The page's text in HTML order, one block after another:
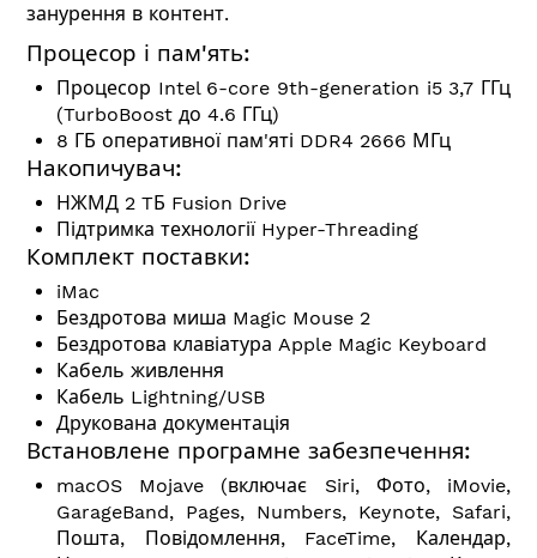
занурення в контент.
Процесор і пам'ять:
Процесор Intel 6-core 9th-generation i5 3,7 ГГц
(TurboBoost до 4.6 ГГц)
8 ГБ оперативної пам'яті DDR4 2666 МГц
Накопичувач:
НЖМД 2 TБ Fusion Drive
Підтримка технології Hyper-Threading
Комплект поставки:
iMac
Бездротова миша Magic Mouse 2
Бездротова клавіатура Apple Magic Keyboard
Кабель живлення
Кабель Lightning/USB
Друкована документація
Встановлене програмне забезпечення:
macOS Mojave (включає Siri, Фото, iMovie,
GarageBand, Pages, Numbers, Keynote, Safari,
Пошта, Повідомлення, FaceTime, Календар,